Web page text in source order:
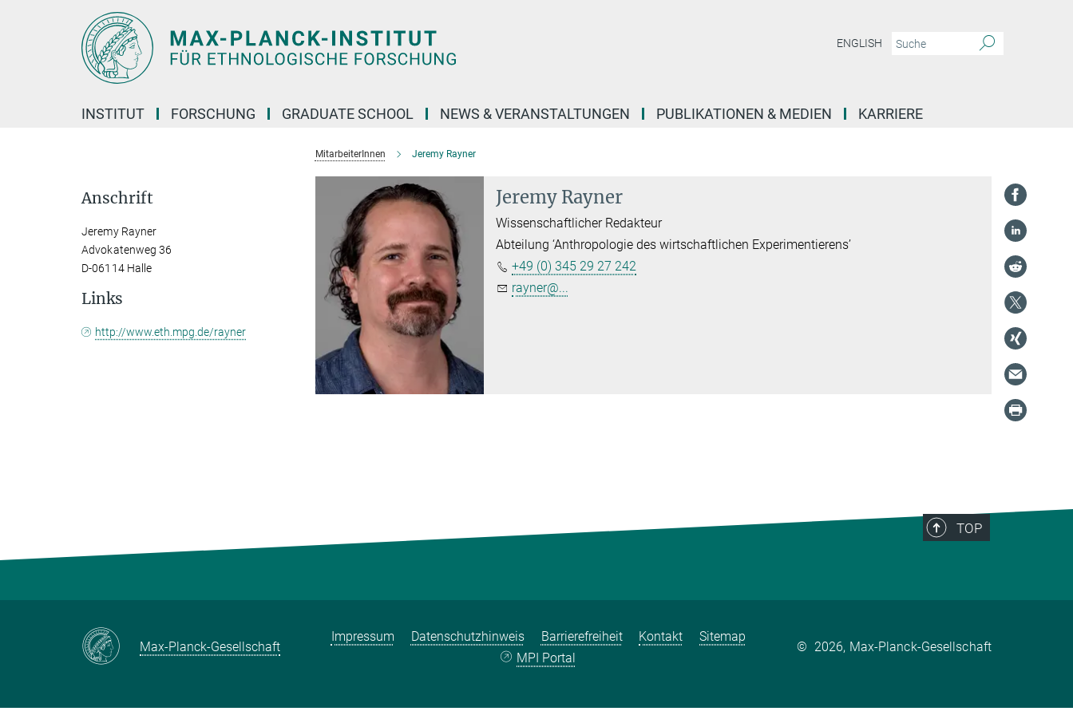
ENGLISH
INSTITUT FORSCHUNG GRADUATE SCHOOL NEWS & VERANSTALTUNGEN PUBLIKATIONEN & MEDIEN KARRIERE
MitarbeiterInnen Jeremy Rayner
Jeremy Rayner
Wissenschaftlicher Redakteur
Abteilung ‘Anthropologie des wirtschaftlichen Experimentierens’
+49 (0) 345 29 27 242
rayner@...
Anschrift
Jeremy Rayner
Advokatenweg 36
D-06114 Halle
Links
http://www.eth.mpg.de/rayner
TOP
Max-Planck-Gesellschaft
Impressum Datenschutzhinweis Barrierefreiheit Kontakt
Sitemap
MPI Portal
© 2026, Max-Planck-Gesellschaft